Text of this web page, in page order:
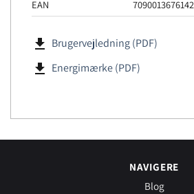
EAN
7090013676142
file_download Brugervejledning (PDF)
file_download Energimærke (PDF)
NAVIGERE
Blog